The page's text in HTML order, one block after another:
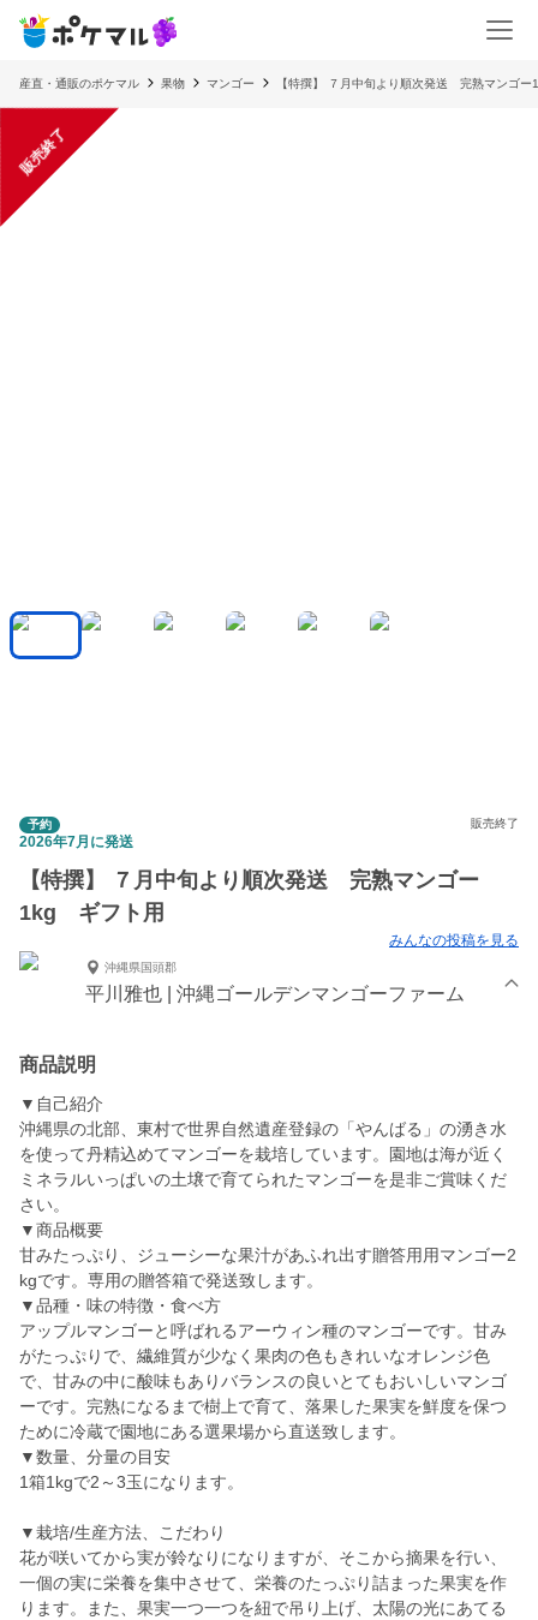
産直・通販のポケマル 果物 マンゴー 【特撰】 ７月中旬より順次発送 完熟マンゴ
販売終了
予約 販売終了
2026年7月に発送
【特撰】 ７月中旬より順次発送 完熟マンゴー
1kg ギフト用
みんなの投稿を見る
沖縄県国頭郡
平川雅也 | 沖縄ゴールデンマンゴーファーム
商品説明
▼自己紹介
沖縄県の北部、東村で世界自然遺産登録の「やんばる」の湧き水
を使って丹精込めてマンゴーを栽培しています。園地は海が近く
ミネラルいっぱいの土壌で育てられたマンゴーを是非ご賞味くだ
さい。
▼商品概要
甘みたっぷり、ジューシーな果汁があふれ出す贈答用用マンゴー2
kgです。専用の贈答箱で発送致します。
▼品種・味の特徴・食べ方
アップルマンゴーと呼ばれるアーウィン種のマンゴーです。甘み
がたっぷりで、繊維質が少なく果肉の色もきれいなオレンジ色
で、甘みの中に酸味もありバランスの良いとてもおいしいマンゴ
ーです。完熟になるまで樹上で育て、落果した果実を鮮度を保つ
ために冷蔵で園地にある選果場から直送致します。
▼数量、分量の目安
1箱1kgで2～3玉になります。
▼栽培/生産方法、こだわり
花が咲いてから実が鈴なりになりますが、そこから摘果を行い、
一個の実に栄養を集中させて、栄養のたっぷり詰まった果実を作
ります。また、果実一つ一つを紐で吊り上げ、太陽の光にあてる